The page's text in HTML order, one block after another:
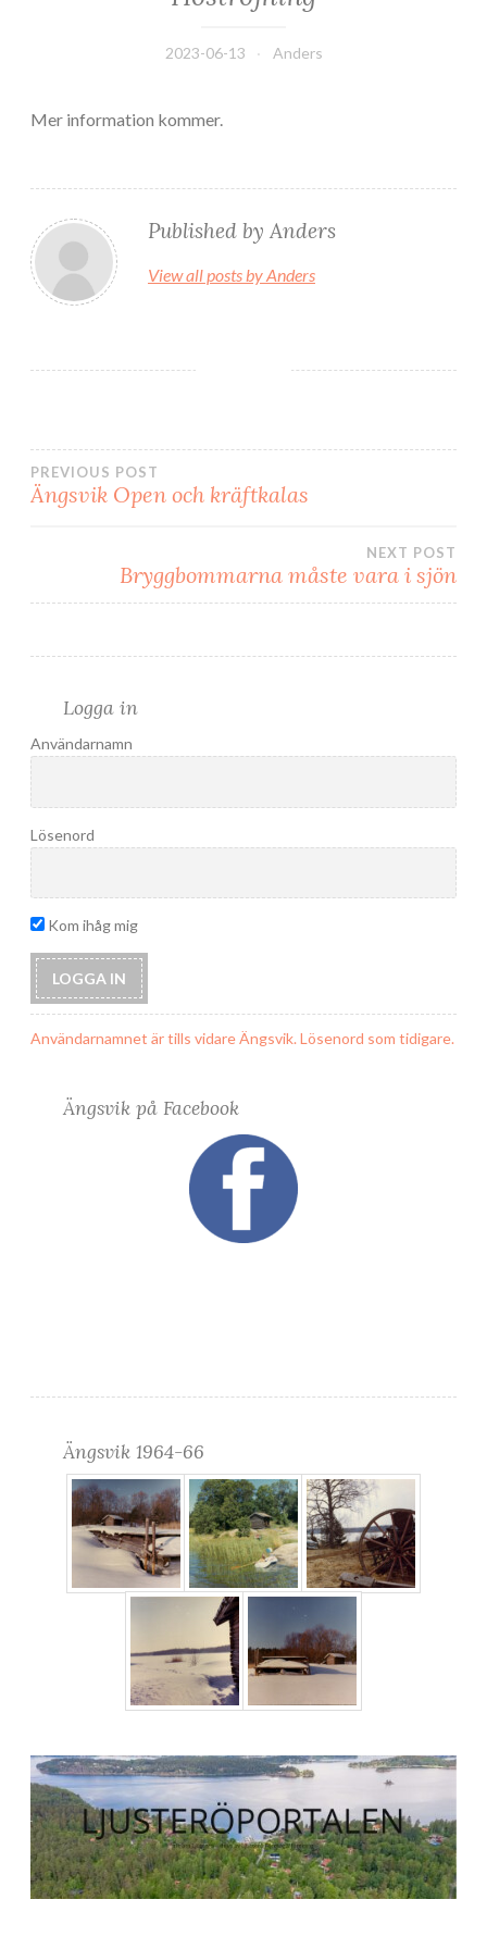
2023-06-13 Anders
Mer information kommer.
Published by Anders
View all posts by Anders
Inläggsnavigering
PREVIOUS POST
Ängsvik Open och kräftkalas
NEXT POST
Bryggbommarna måste vara i sjön
Logga in
Användarnamn
Lösenord
Kom ihåg mig
Användarnamnet är tills vidare Ängsvik. Lösenord som tidigare.
Ängsvik på Facebook
Ängsvik 1964-66